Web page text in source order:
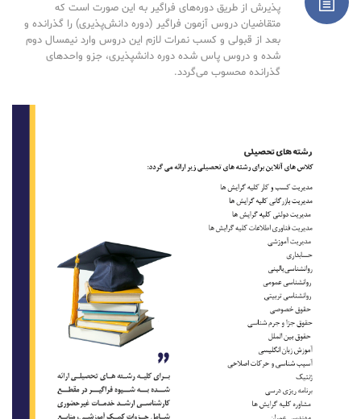
پذیرش از طریق دوره‌های فراگیر به این صورت است که
متقاضیان دروس آزمون فراگیر (دوره دانش‌پذیری) را گذرانده و
بعد از قبولی و کسب نمرات لازم این دروس وارد نیمسال دوم
شده و دروس پاس شده دوره دانشپذیری، جزو واحدهای
گذرانده محسوب می‌گردد.